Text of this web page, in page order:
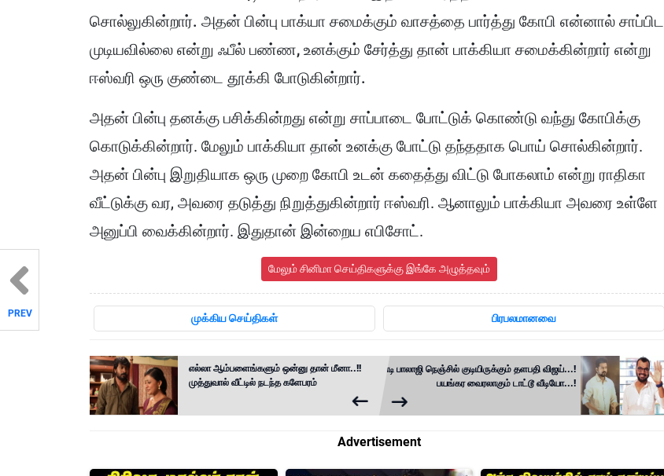
சொல்லுகின்றார். அதன் பின்பு பாக்யா சமைக்கும் வாசத்தை பார்த்து கோபி என்னால் சாப்பிட
முடியவில்லை என்று ஃபீல் பண்ண, உனக்கும் சேர்த்து தான் பாக்கியா சமைக்கின்றார் என்று
ஈஸ்வரி ஒரு குண்டை தூக்கி போடுகின்றார்.
அதன் பின்பு தனக்கு பசிக்கின்றது என்று சாப்பாடை போட்டுக் கொண்டு வந்து கோபிக்கு
கொடுக்கின்றார். மேலும் பாக்கியா தான் உனக்கு போட்டு தந்ததாக பொய் சொல்கின்றார்.
அதன் பின்பு இறுதியாக ஒரு முறை கோபி உடன் கதைத்து விட்டு போகலாம் என்று ராதிகா
வீட்டுக்கு வர, அவரை தடுத்து நிறுத்துகின்றார் ஈஸ்வரி. ஆனாலும் பாக்கியா அவரை உள்ளே
அனுப்பி வைக்கின்றார். இதுதான் இன்றைய எபிசோட்.
மேலும் சினிமா செய்திகளுக்கு இங்கே அழுத்தவும்
முக்கிய செய்திகள் பிரபலமானவை
எல்லா ஆம்பளைங்களும் ஒன்னு தான் மீனா..!!
முத்துவால் வீட்டில் நடந்த களேபரம்
தாடி பாலாஜி நெஞ்சில் குடியிருக்கும் தளபதி விஜய்...!
பயங்கர வைரலாகும் டாட்டூ வீடியோ...!
PREV
Advertisement